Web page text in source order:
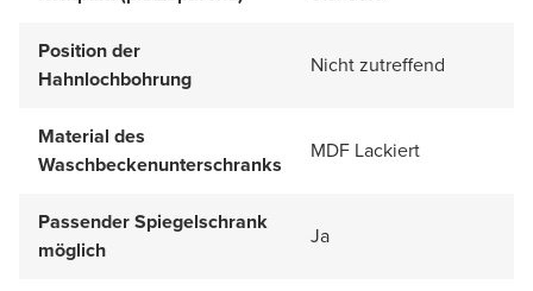
Position der
Hahnlochbohrung
Nicht zutreffend
Material des
Waschbeckenunterschranks
MDF Lackiert
Passender Spiegelschrank
möglich
Ja